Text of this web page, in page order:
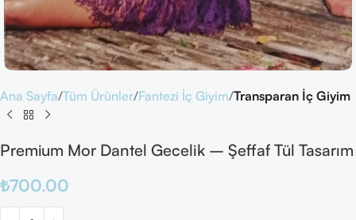
Ana Sayfa Tüm Ürünler Fantezi İç Giyim Transparan İç Giyim
Premium Mor Dantel Gecelik – Şeffaf Tül Tasarım
₺700.00